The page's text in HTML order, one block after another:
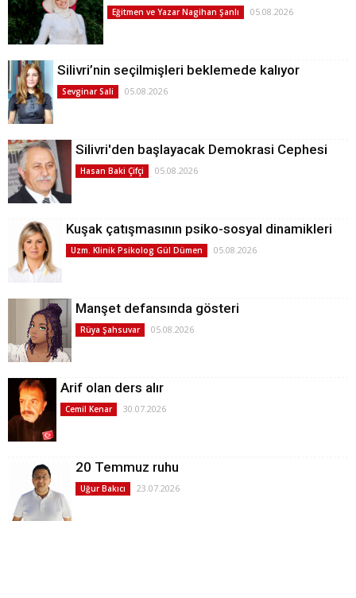
Eğitmen ve Yazar Nagihan Şanlı 05.08.2026
Silivri’nin seçilmişleri beklemede kalıyor
Sevginar Sali 05.08.2026
Silivri'den başlayacak Demokrasi Cephesi
Hasan Baki Çifçi 05.08.2026
Kuşak çatışmasının psiko-sosyal dinamikleri
Uzm. Klinik Psikolog Gül Dümen 05.08.2026
Manşet defansında gösteri
Rüya Şahsuvar 05.08.2026
Arif olan ders alır
Cemil Kenar 30.07.2026
20 Temmuz ruhu
Uğur Bakıcı 23.07.2026